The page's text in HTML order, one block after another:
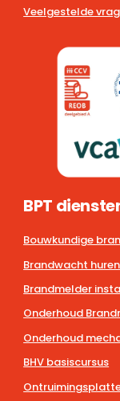
Veelgestelde
BPT
Bouwkundige
Brandwacht huren
Brandmelder
Onderhoud
Onderhoud
BHV basiscursus